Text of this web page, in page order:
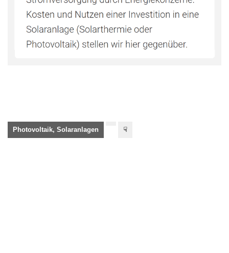
Photovoltaik, Solaranlagen ☟